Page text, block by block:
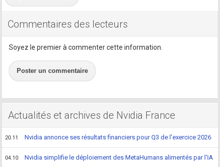
Commentaires des lecteurs
Soyez le premier à commenter cette information.
Poster un commentaire
Actualités et archives de Nvidia France
20.11 Nvidia annonce ses résultats financiers pour Q3 de l'exercice 2026
04.10 Nvidia simplifie le déploiement des MetaHumans alimentés par l'IA